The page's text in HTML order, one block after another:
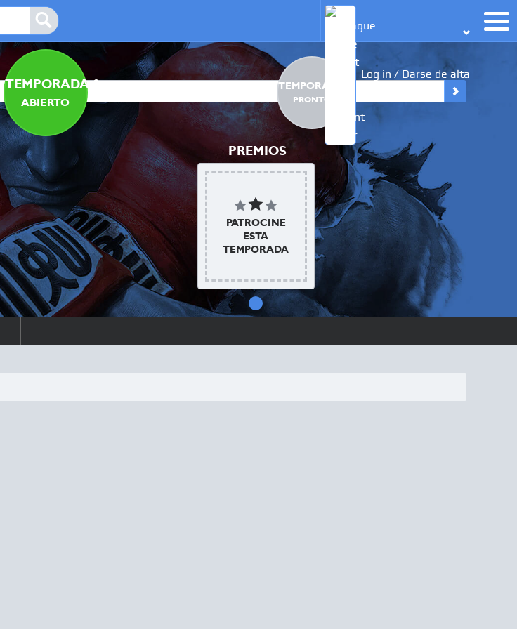
Log in / Darse de alta
TEMPORADA 0
ABIERTO
TEMPORADA 1
PRONTO
PREMIOS
PATROCINE
ESTA
TEMPORADA